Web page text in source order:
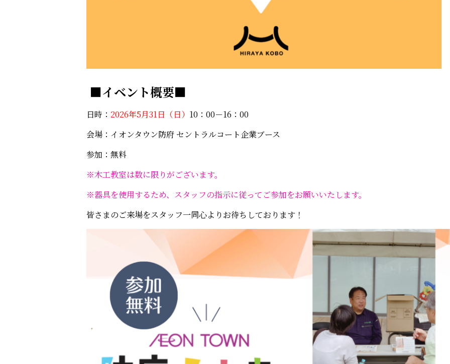
■イベント概要■
日時： 2026年5月31日（日） 10：00－16：00
会場：イオンタウン防府 セントラルコート企業ブース
参加：無料
※木工教室は数に限りがございます。
※器具を使用するため、スタッフの指示に従ってご参加をお願いいたします。
皆さまのご来場をスタッフ一同心よりお待ちしております！